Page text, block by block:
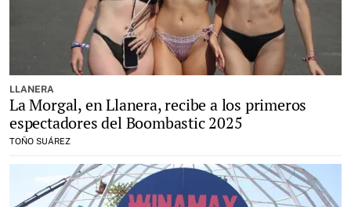
LLANERA
La Morgal, en Llanera, recibe a los primeros
espectadores del Boombastic 2025
TOÑO SUÁREZ